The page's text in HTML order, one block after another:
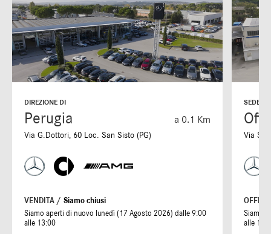
DIREZIONE DI
Perugia a 0.1 Km
Via G.Dottori, 60 Loc. San Sisto (PG)
VENDITA / Siamo chiusi
Siamo aperti di nuovo lunedì (17 Agosto 2026) dalle 9:00
alle 13:00
SEDE DI
Via S.
Siamo
alle